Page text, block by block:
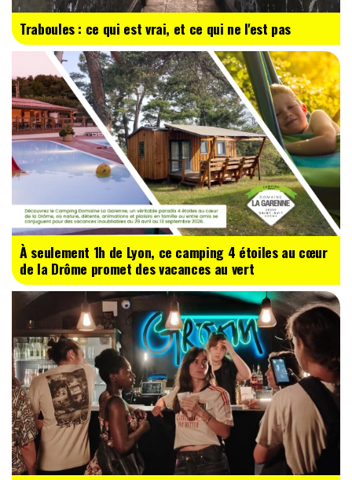
Traboules : ce qui est vrai, et ce qui ne l'est pas
À seulement 1h de Lyon, ce camping 4 étoiles au cœur
de la Drôme promet des vacances au vert